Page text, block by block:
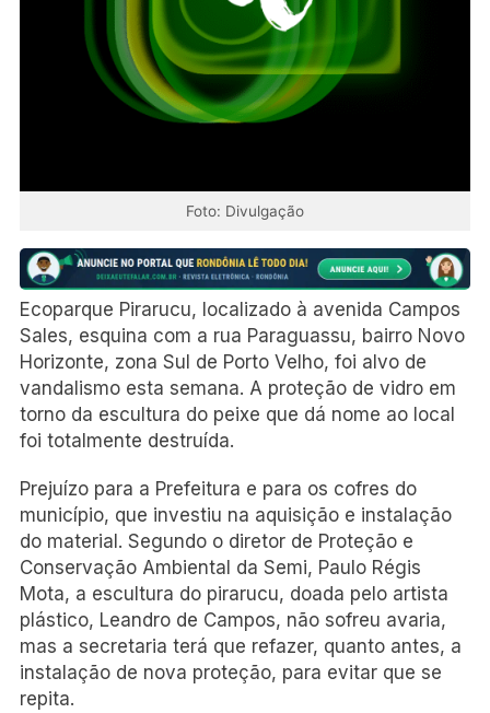
Foto: Divulgação
Ecoparque Pirarucu, localizado à avenida Campos
Sales, esquina com a rua Paraguassu, bairro Novo
Horizonte, zona Sul de Porto Velho, foi alvo de
vandalismo esta semana. A proteção de vidro em
torno da escultura do peixe que dá nome ao local
foi totalmente destruída.
Prejuízo para a Prefeitura e para os cofres do
município, que investiu na aquisição e instalação
do material. Segundo o diretor de Proteção e
Conservação Ambiental da Semi, Paulo Régis
Mota, a escultura do pirarucu, doada pelo artista
plástico, Leandro de Campos, não sofreu avaria,
mas a secretaria terá que refazer, quanto antes, a
instalação de nova proteção, para evitar que se
repita.